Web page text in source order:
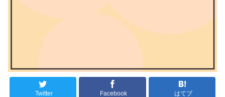
Twitter Facebook はてブ